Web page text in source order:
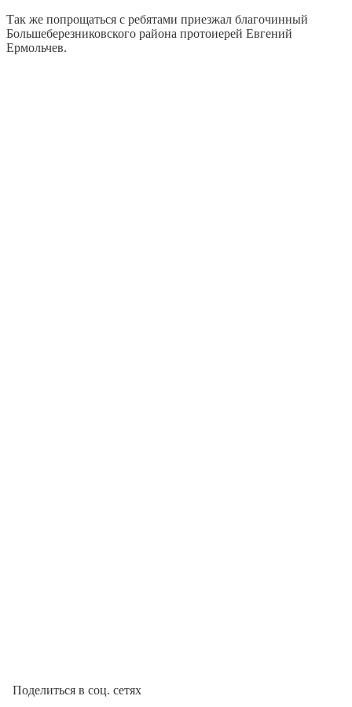
Так же попрощаться с ребятами приезжал благочинный
Большеберезниковского района протоиерей Евгений
Ермольчев.
Поделиться в соц. сетях